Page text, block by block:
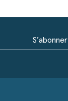
S’abonner